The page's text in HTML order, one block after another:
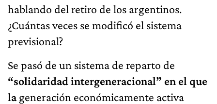
hablando del retiro de los argentinos.
¿Cuántas veces se modificó el sistema
previsional?
Se pasó de un sistema de reparto de
“solidaridad intergeneracional” en el que
lageneración económicamente activa